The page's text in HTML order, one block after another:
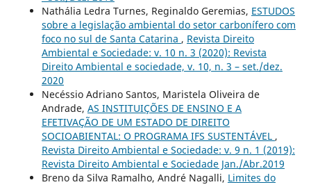
Nathália Ledra Turnes, Reginaldo Geremias, ESTUDOS
sobre a legislação ambiental do setor carbonífero com
foco no sul de Santa Catarina , Revista Direito
Ambiental e Sociedade: v. 10 n. 3 (2020): Revista
Direito Ambiental e sociedade, v. 10, n. 3 – set./dez.
2020
Necéssio Adriano Santos, Maristela Oliveira de
Andrade, AS INSTITUIÇÕES DE ENSINO E A
EFETIVAÇÃO DE UM ESTADO DE DIREITO
SOCIOABIENTAL: O PROGRAMA IFS SUSTENTÁVEL ,
Revista Direito Ambiental e Sociedade: v. 9 n. 1 (2019):
Revista Direito Ambiental e Sociedade Jan./Abr.2019
Breno da Silva Ramalho, André Nagalli, Limites do